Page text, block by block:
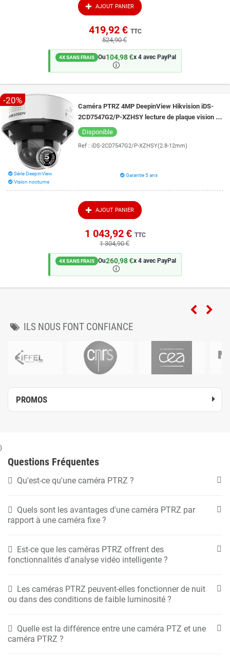
AJOUT PANIER
419,92 € TTC
524,90 €
4X SANS FRAIS Ou104,98 €x 4 avec PayPal
🛈
-20%
Caméra PTRZ 4MP DeepinView Hikvision iDS-
2CD7547G2/P-XZHSY lecture de plaque vision de
nuit couleur 40 mètres DarkFighter 2.0
Disponible
Ref : iDS-2CD7547G2/P-XZHSY(2.8-12mm)
Série DeepinView
Vision nocturne
Garantie 5 ans
AJOUT PANIER
1 043,92 € TTC
1 304,90 €
4X SANS FRAIS Ou260,98 €x 4 avec PayPal
🛈
ILS NOUS FONT CONFIANCE
PROMOS
}
Questions Fréquentes
Qu'est-ce qu'une caméra PTRZ ?
Quels sont les avantages d'une caméra PTRZ par
rapport à une caméra fixe ?
Est-ce que les caméras PTRZ offrent des
fonctionnalités d'analyse vidéo intelligente ?
Les caméras PTRZ peuvent-elles fonctionner de nuit
ou dans des conditions de faible luminosité ?
Quelle est la différence entre une caméra PTZ et une
caméra PTRZ ?